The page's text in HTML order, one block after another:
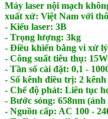
Máy laser nội mạch
xuất xứ: Việt Nam với
- Kiểu laser: 3B
- Trọng lượng: 3kg
- Điều khiển bằng vi xử lý
- Công suất tiêu thụ: 15W
- Tần số cài đặt: 0,1 -
​- Số kênh điều trị: 2 kênh
- Chế độ phát: Liên tục
- Bước sóng: 658nm (ánh
- Nguồn cấp: AC 100 -